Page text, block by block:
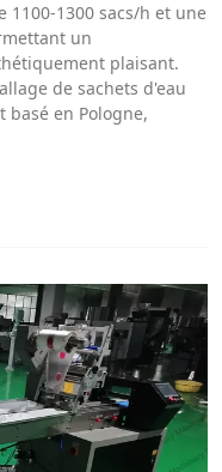
1300 sacs/h et une
un
plaisant.
de sachets d'eau
basé en Pologne,